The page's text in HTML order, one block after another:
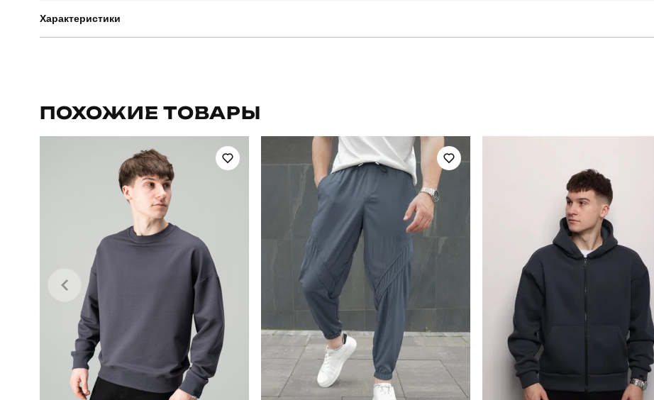
Характеристики
Сезон
україна
ПОХОЖИЕ ТОВАРЫ